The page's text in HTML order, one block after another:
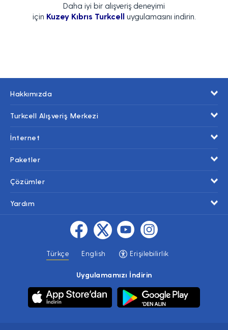
Daha iyi bir alışveriş deneyimi
için Kuzey Kıbrıs Turkcell uygulamasını indirin.
Hakkımızda
Turkcell Alışveriş Merkezi
İnternet
Paketler
Çözümler
Yardım
Türkçe English Erişilebilirlik
Uygulamamızı İndirin